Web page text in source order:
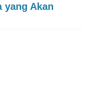
yang Akan